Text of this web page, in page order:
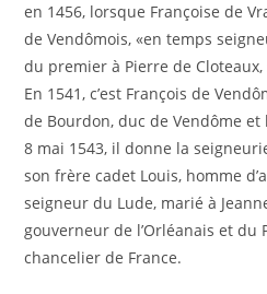
en 1456, lorsque Françoise de
de Vendômois, «en temps
du premier à Pierre de
En 1541, c’est François de
de Bourdon, duc de Vendôme
8 mai 1543, il donne la
son frère cadet Louis, homme
seigneur du Lude, marié à
gouverneur de l’Orléanais et du
chancelier de France.